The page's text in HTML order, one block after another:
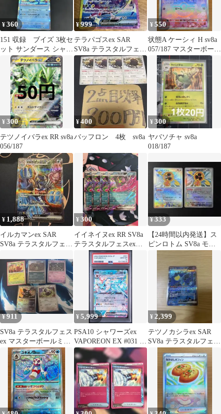
¥360
151 収録 ブイズ 3枚セ
ット サンダース シャワ
ーズ ブースター sv8a
¥999
テラパゴスex SAR
SV8a テラスタルフェス
ex 226/187
¥550
状態A ケーシィ H sv8a
057/187 マスターボール
ミラー マスボミラー ★
ポケカ ポケモンカード
ゲーム
¥300
テツノイバラex RR sv8a
056/187
¥400
バッフロン 4枚 sv8a
¥300
ヤバソチャ sv8a
018/187
¥ 1,888
イルカマンex SAR
SV8a テラスタルフェス
¥300
イイネイヌex RR SV8a
テラスタルフェスex
102/187 4枚セット
¥333
【24時間以内発送】ス
ピンロトム SV8a モン
¥911
SV8a テラスタルフェス
ex マスターボールミラ
ー 5種まとめ売り
¥5,999
PSA10 シャワーズex
VAPOREON EX #031 テ
ラスタルフェスex SV8a
RR
¥ 2,399
テツノカシラex SAR
SV8a テラスタルフェス